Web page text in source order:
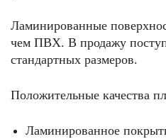
Ламинированные
чем ПВХ. В продажу
стандартных размеров.
Положительные качества
Ламинированное